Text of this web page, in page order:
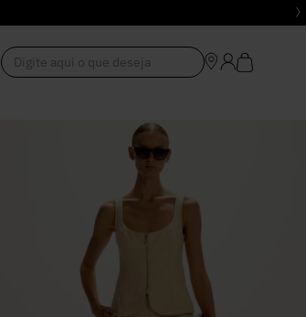
Digite aqui o que deseja